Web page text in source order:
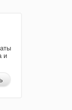
и